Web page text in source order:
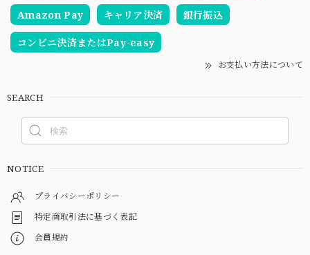
Amazon Pay キャリア決済 銀行振込
コンビニ決済またはPay-easy
お支払い方法について
SEARCH
NOTICE
プライバシーポリシー
特定商取引法に基づく表記
会員規約